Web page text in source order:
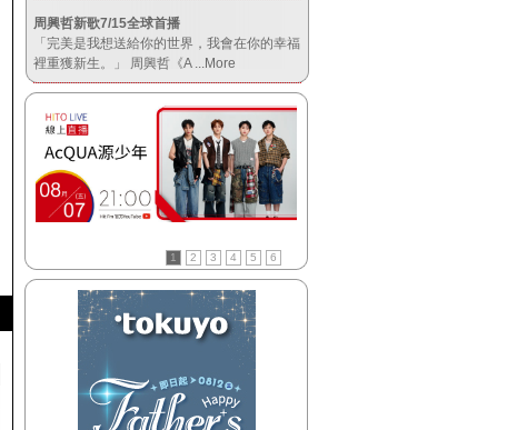
【HitFm正在進行】
(聯播)
夜貓DJ-Dennis
【Next】
(宜蘭)流行最前線
(聯播)
夜貓DJ-Dennis
【Next】
(花東)流行最精選
【HitFm正在進行】
周興哲新歌7/15全球首播
「完美是我想送給你的世界，我會在你的幸福
裡重獲新生。」 周興哲《A ...More
1 2 3 4 5 6